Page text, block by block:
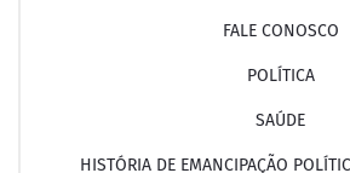
FALE CONOSCO
POLÍTICA
SAÚDE
HISTÓRIA DE EMANCIPAÇÃO